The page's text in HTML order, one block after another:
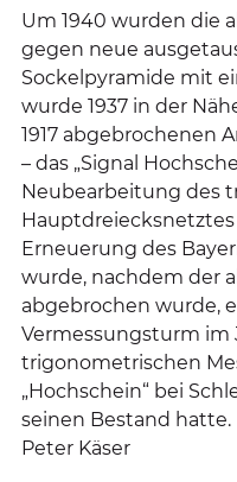
Um 1940 wurden die
gegen neue
Sockelpyramide mit
wurde 1937 in der
1917 abgebrochenen
– das „Signal
Neubearbeitung des
Erneuerung des
wurde, nachdem der
abgebrochen wurde,
Vermessungsturm im
trigonometrischen
„Hochschein“ bei
seinen Bestand hatte.
Peter Käser